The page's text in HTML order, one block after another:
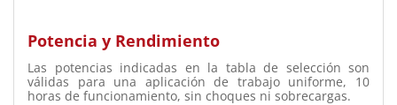
Potencia y Rendimiento
Las potencias indicadas en la tabla de selección son
válidas para una aplicación de trabajo uniforme, 10
horas de funcionamiento, sin choques ni sobrecargas.